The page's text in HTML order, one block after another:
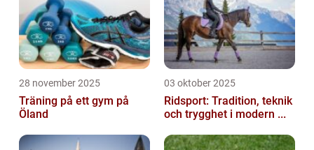
28 november 2025
Träning på ett gym på
Öland
03 oktober 2025
Ridsport: Tradition, teknik
och trygghet i modern ...